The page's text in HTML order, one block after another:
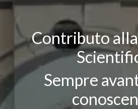
Contributo
Sempre